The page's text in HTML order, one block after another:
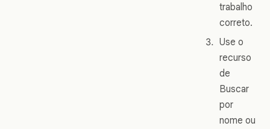
trabalho
correto.
Use o
recurso
de
Buscar
por
nome ou